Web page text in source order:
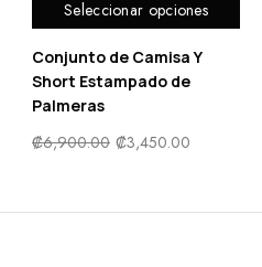
Seleccionar opciones
Conjunto de Camisa Y
Short Estampado de
Palmeras
₡6,900.00 ₡3,450.00